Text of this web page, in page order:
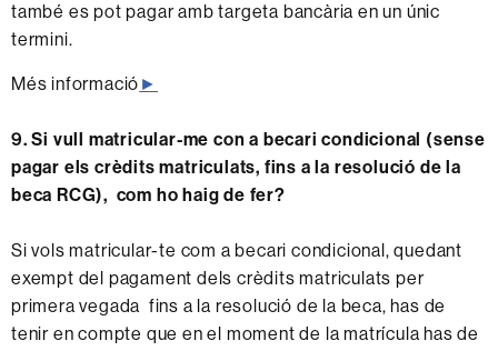
també es pot pagar amb targeta bancària en un únic
termini.
Més informació ►
9. Si vull matricular-me con a becari condicional (sense
pagar els crèdits matriculats, fins a la resolució de la
beca RCG), com ho haig de fer?
Si vols matricular-te com a becari condicional, quedant
exempt del pagament dels crèdits matriculats per
primera vegada fins a la resolució de la beca, has de
tenir en compte que en el moment de la matrícula has de